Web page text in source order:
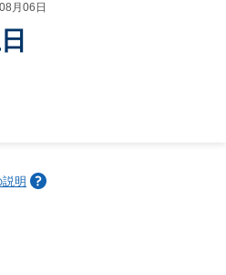
月06日
明